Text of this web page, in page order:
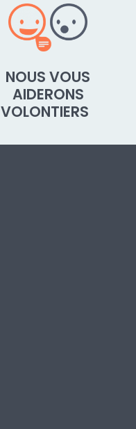
NOUS VOUS
AIDERONS
VOLONTIERS